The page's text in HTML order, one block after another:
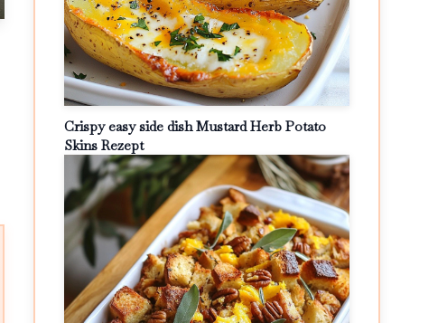
Crispy easy side dish Mustard Herb Potato
Skins Rezept